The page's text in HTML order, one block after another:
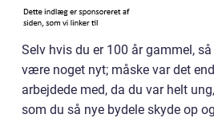
Selv hvis du er 100 år gammel,
være noget nyt; måske var det
arbejdede med, da du var helt
som du så nye bydele skyde op